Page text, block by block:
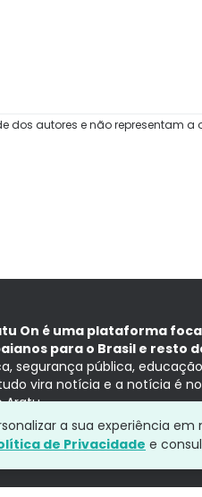
autores e não representam a
On é uma plataforma
para o Brasil e resto
segurança pública,
vira notícia e a notícia é
Aratu
a sua experiência
de Privacidade e